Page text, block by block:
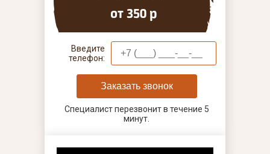
от 350 р
Введите
телефон:
Заказать звонок
Специалист перезвонит в течение 5
минут.